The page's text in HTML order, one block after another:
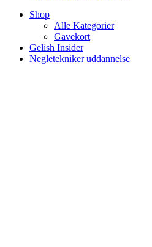
Shop
Alle Kategorier
Gavekort
Gelish Insider
Negletekniker uddannelse